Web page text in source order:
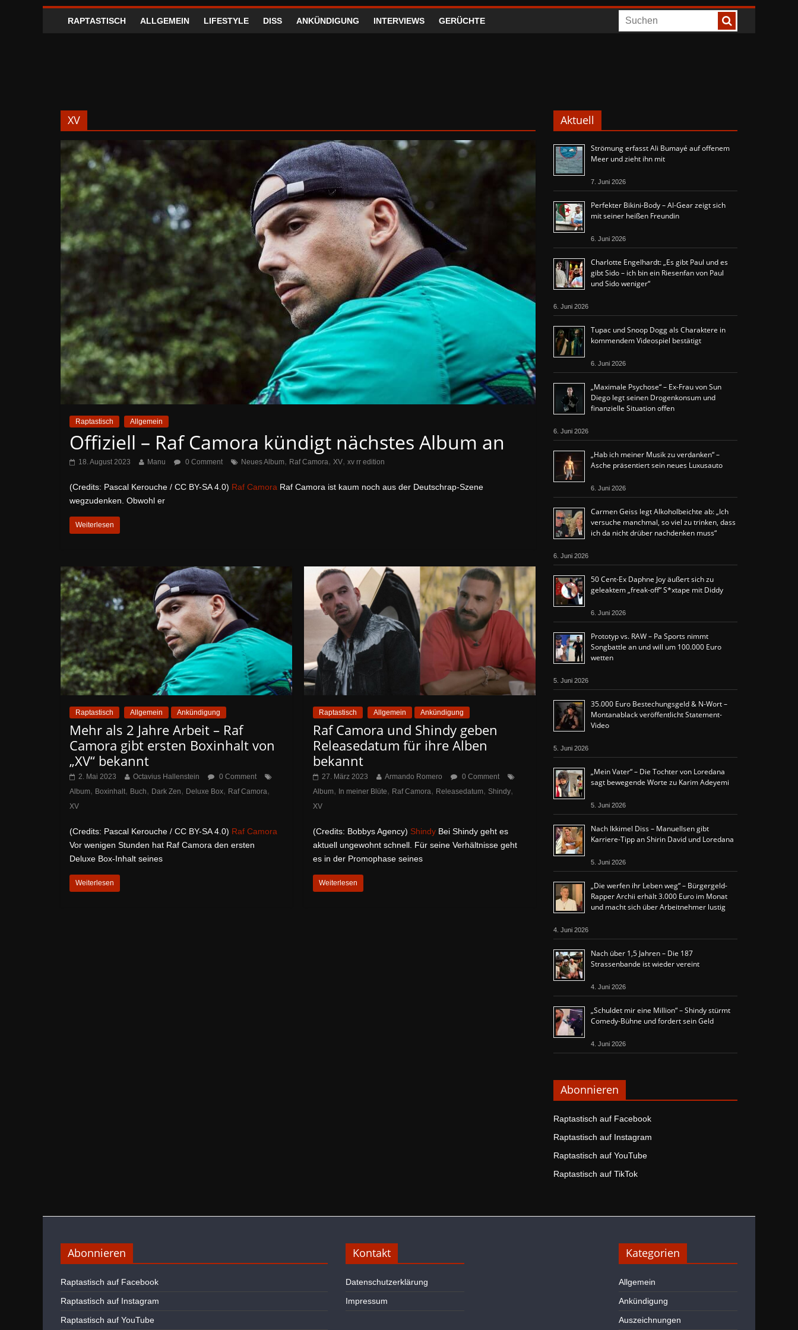
RAPTASTISCH ALLGEMEIN LIFESTYLE DISS ANKÜNDIGUNG INTERVIEWS GERÜCHTE
XV
Raptastisch Allgemein
Offiziell – Raf Camora kündigt nächstes Album an
18. August 2023 Manu 0 Comment Neues Album, Raf Camora, XV, xv rr edition
(Credits: Pascal Kerouche / CC BY-SA 4.0) Raf Camora Raf Camora ist kaum noch aus der Deutschrap-Szene
wegzudenken. Obwohl er
Weiterlesen
Raptastisch Allgemein Ankündigung
Mehr als 2 Jahre Arbeit – Raf
Camora gibt ersten Boxinhalt von
„XV“ bekannt
2. Mai 2023 Octavius Hallenstein
0 Comment
Album, Boxinhalt, Buch, Dark Zen, Deluxe Box, Raf Camora,
XV
(Credits: Pascal Kerouche / CC BY-SA 4.0) Raf Camora
Vor wenigen Stunden hat Raf Camora den ersten
Deluxe Box-Inhalt seines
Weiterlesen
Raptastisch Allgemein Ankündigung
Raf Camora und Shindy geben
Releasedatum für ihre Alben
bekannt
27. März 2023 Armando Romero
0 Comment
Album, In meiner Blüte, Raf Camora, Releasedatum, Shindy,
XV
(Credits: Bobbys Agency) Shindy Bei Shindy geht es
aktuell ungewohnt schnell. Für seine Verhältnisse geht
es in der Promophase seines
Weiterlesen
Aktuell
Strömung erfasst Ali Bumayé auf offenem
Meer und zieht ihn mit
7. Juni 2026
Perfekter Bikini-Body – Al-Gear zeigt sich
mit seiner heißen Freundin
6. Juni 2026
Charlotte Engelhardt: „Es gibt Paul und es
gibt Sido – ich bin ein Riesenfan von Paul
und Sido weniger“
6. Juni 2026
Tupac und Snoop Dogg als Charaktere in
kommendem Videospiel bestätigt
6. Juni 2026
„Maximale Psychose“ – Ex-Frau von Sun
Diego legt seinen Drogenkonsum und
finanzielle Situation offen
6. Juni 2026
„Hab ich meiner Musik zu verdanken“ –
Asche präsentiert sein neues Luxusauto
6. Juni 2026
Carmen Geiss legt Alkoholbeichte ab: „Ich
versuche manchmal, so viel zu trinken, dass
ich da nicht drüber nachdenken muss“
6. Juni 2026
50 Cent-Ex Daphne Joy äußert sich zu
geleaktem „freak-off“ S*xtape mit Diddy
6. Juni 2026
Prototyp vs. RAW – Pa Sports nimmt
Songbattle an und will um 100.000 Euro
wetten
5. Juni 2026
35.000 Euro Bestechungsgeld & N-Wort –
Montanablack veröffentlicht Statement-
Video
5. Juni 2026
„Mein Vater“ – Die Tochter von Loredana
sagt bewegende Worte zu Karim Adeyemi
5. Juni 2026
Nach Ikkimel Diss – Manuellsen gibt
Karriere-Tipp an Shirin David und Loredana
5. Juni 2026
„Die werfen ihr Leben weg“ – Bürgergeld-
Rapper Archii erhält 3.000 Euro im Monat
und macht sich über Arbeitnehmer lustig
4. Juni 2026
Nach über 1,5 Jahren – Die 187
Strassenbande ist wieder vereint
4. Juni 2026
„Schuldet mir eine Million“ – Shindy stürmt
Comedy-Bühne und fordert sein Geld
4. Juni 2026
Abonnieren
Raptastisch auf Facebook
Raptastisch auf Instagram
Raptastisch auf YouTube
Raptastisch auf TikTok
Abonnieren
Raptastisch auf Facebook
Raptastisch auf Instagram
Raptastisch auf YouTube
Kontakt
Datenschutzerklärung
Impressum
Kategorien
Allgemein
Ankündigung
Auszeichnungen